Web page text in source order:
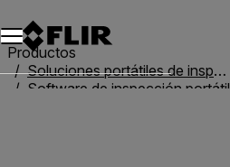
Unread messages
Modelo
Eliminar
artículos
artículo
Añadir al carro
Añadido al carro
Productos
Soluciones portátiles de inspección
Software de inspección portátil